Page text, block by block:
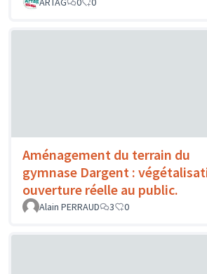
Aménagement du terrain du
gymnase Dargent :
ouverture réelle au public.
Alain PERRAUD 3 0